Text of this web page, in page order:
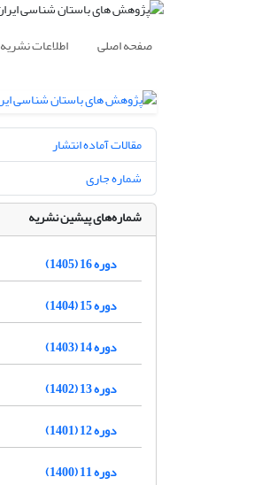
صفحه اصلی اطلاعات نشریه
مقالات آماده انتشار
شماره جاری
شماره‌های پیشین نشریه
دوره 16 (1405)
دوره 15 (1404)
دوره 14 (1403)
دوره 13 (1402)
دوره 12 (1401)
دوره 11 (1400)